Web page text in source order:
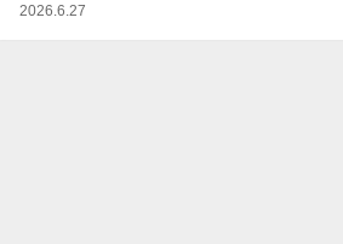
2026.6.27